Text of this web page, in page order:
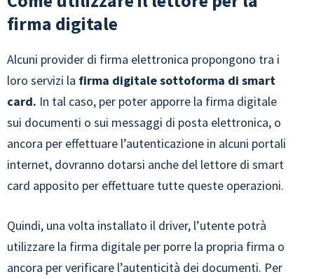
firma digitale
Alcuni provider di firma elettronica propongono tra i
loro servizi la firma digitale sottoforma di smart
card. In tal caso, per poter apporre la firma digitale
sui documenti o sui messaggi di posta elettronica, o
ancora per effettuare l’autenticazione in alcuni portali
internet, dovranno dotarsi anche del lettore di smart
card apposito per effettuare tutte queste operazioni.
Quindi, una volta installato il driver, l’utente potrà
utilizzare la firma digitale per porre la propria firma o
ancora per verificare l’autenticità dei documenti. Per